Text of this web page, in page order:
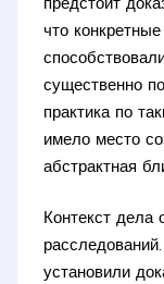
предстоит
что
существенно
практика по
имело место
абстрактная
Контекст дела
установили